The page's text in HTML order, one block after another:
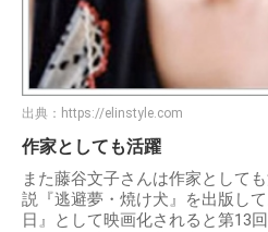
出典： https://elinstyle.com
作家としても活躍
また藤谷文子さんは作家として
説『逃避夢・焼け犬』を出版し
日』として映画化されると第13